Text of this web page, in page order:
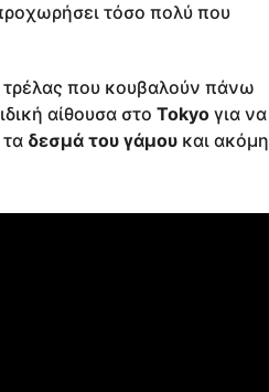
τόσο πολύ που
τρέλας που κουβαλούν πάνω
αίθουσα στο Tokyo για να
δεσμά του γάμου και ακόμη